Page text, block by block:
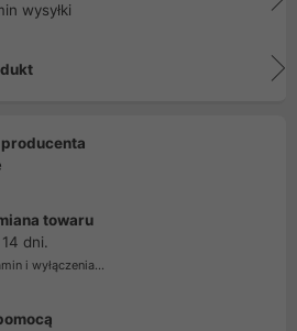
wysyłki
towaru
dni.
i wyłączenia...